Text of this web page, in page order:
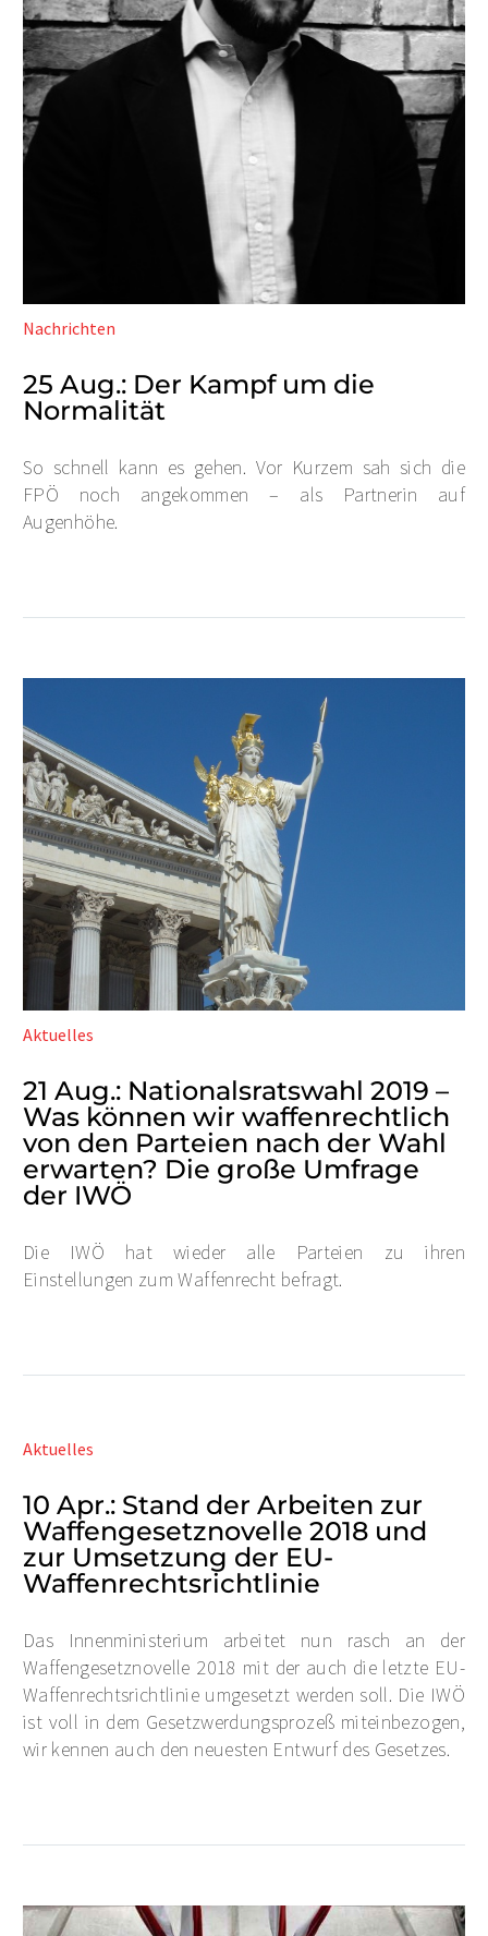
Nachrichten
25 Aug.: Der Kampf um die
Normalität
So schnell kann es gehen. Vor Kurzem sah sich die
FPÖ noch angekommen – als Partnerin auf
Augenhöhe.
Aktuelles
21 Aug.: Nationalsratswahl 2019 –
Was können wir waffenrechtlich
von den Parteien nach der Wahl
erwarten? Die große Umfrage
der IWÖ
Die IWÖ hat wieder alle Parteien zu ihren
Einstellungen zum Waffenrecht befragt.
Aktuelles
10 Apr.: Stand der Arbeiten zur
Waffengesetznovelle 2018 und
zur Umsetzung der EU-
Waffenrechtsrichtlinie
Das Innenministerium arbeitet nun rasch an der
Waffengesetznovelle 2018 mit der auch die letzte EU-
Waffenrechtsrichtlinie umgesetzt werden soll. Die IWÖ
ist voll in dem Gesetzwerdungsprozeß miteinbezogen,
wir kennen auch den neuesten Entwurf des Gesetzes.